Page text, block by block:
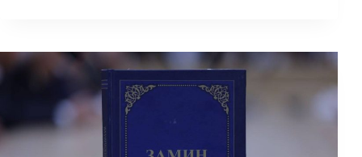
СОСТОЯЛОСЬ
СОВЕЩАНИЕ,
ПОСВЯЩЁННОЕ
НАЧАЛУ
НОВОГО
УЧЕБНОГО
ГОДА.